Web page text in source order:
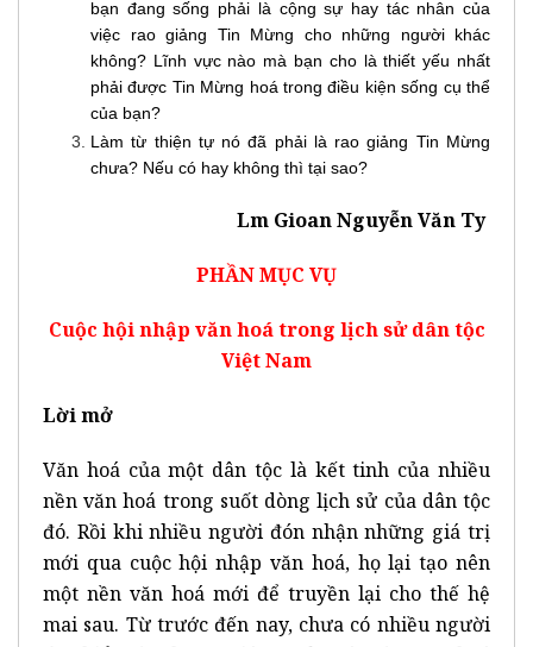
bạn đang sống phải là cộng sự hay tác nhân của
việc rao giảng Tin Mừng cho những người khác
không? Lĩnh vực nào mà bạn cho là thiết yếu nhất
phải được Tin Mừng hoá trong điều kiện sống cụ thể
của bạn?
Làm từ thiện tự nó đã phải là rao giảng Tin Mừng
chưa? Nếu có hay không thì tại sao?
Lm Gioan Nguyễn Văn Ty
PHẦN MỤC VỤ
Cuộc hội nhập văn hoá trong lịch sử dân tộc
Việt Nam
Lời mở
Văn hoá của một dân tộc là kết tinh của nhiều
nền văn hoá trong suốt dòng lịch sử của dân tộc
đó. Rồi khi nhiều người đón nhận những giá trị
mới qua cuộc hội nhập văn hoá, họ lại tạo nên
một nền văn hoá mới để truyền lại cho thế hệ
mai sau. Từ trước đến nay, chưa có nhiều người